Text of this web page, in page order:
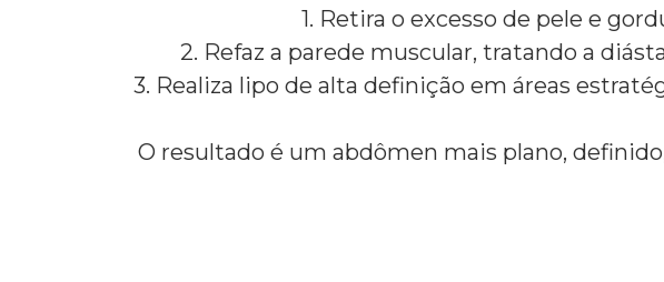
1. Retira o excesso de pele e
2. Refaz a parede muscular, tratando a
3. Realiza lipo de alta definição em áreas
O resultado é um abdômen mais plano,